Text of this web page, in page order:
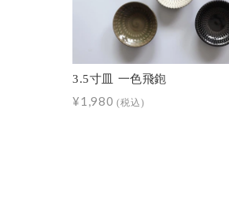
3.5寸皿 一色飛鉋
¥1,980(税込)